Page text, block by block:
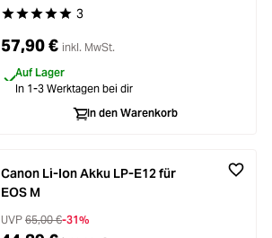
Durchschnittliche Bewertung von 5 von 5
3
57,90 € inkl. MwSt.
Auf Lager
In 1-3 Werktagen bei dir
In den Warenkorb
Canon Li-Ion Akku LP-E12 für
EOS M
UVP 65,00 €-31%